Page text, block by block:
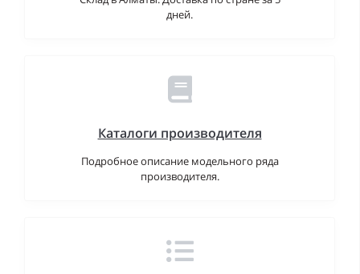
дней.
Каталоги производителя
Подробное описание модельного ряда
производителя.